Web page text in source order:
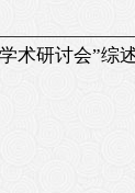
术研讨会”综